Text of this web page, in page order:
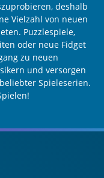
deshalb
Vielzahl von neuen
Puzzlespiele,
oder neue Fidget
zu neuen
und versorgen
Spieleserien.